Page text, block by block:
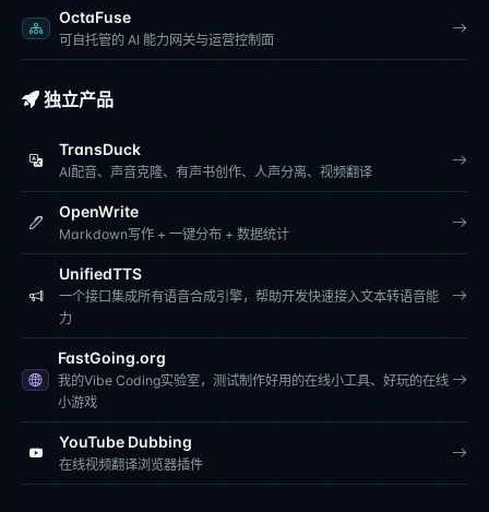
OctaFuse
可自托管的 AI 能力网关与运营控制面
独立产品
TransDuck
AI配音、声音克隆、有声书创作、人声分离、视频翻译
OpenWrite
Markdown写作 + 一键分布 + 数据统计
UnifiedTTS
一个接口集成所有语音合成引擎，帮助开发快速接入文本转语音能
力
FastGoing.org
我的Vibe Coding实验室，测试制作好用的在线小工具、好玩的在线
小游戏
YouTube Dubbing
在线视频翻译浏览器插件